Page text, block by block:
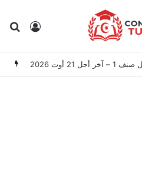
Rechercher